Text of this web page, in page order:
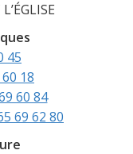
45
18
60 84
69 62 80